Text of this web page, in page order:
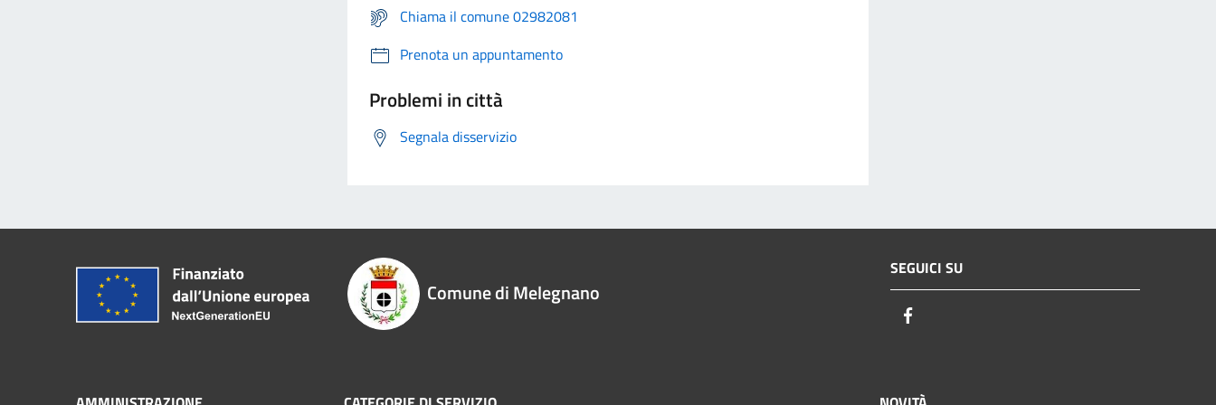
Chiama il comune 02982081
Prenota un appuntamento
Problemi in città
Segnala disservizio
Comune di Melegnano
SEGUICI SU